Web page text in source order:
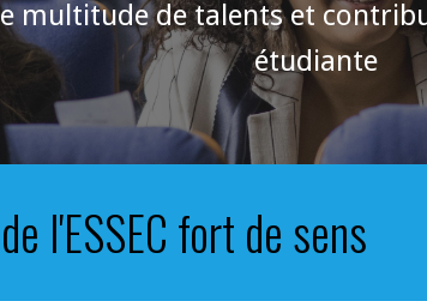
multitude de talents et
étudiante
l'ESSEC fort de sens